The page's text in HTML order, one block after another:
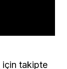
için takipte